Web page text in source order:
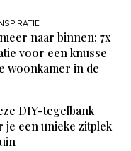
naar binnen: 7x
voor een knusse
woonkamer in de
DIY-tegelbank
je een unieke zitplek